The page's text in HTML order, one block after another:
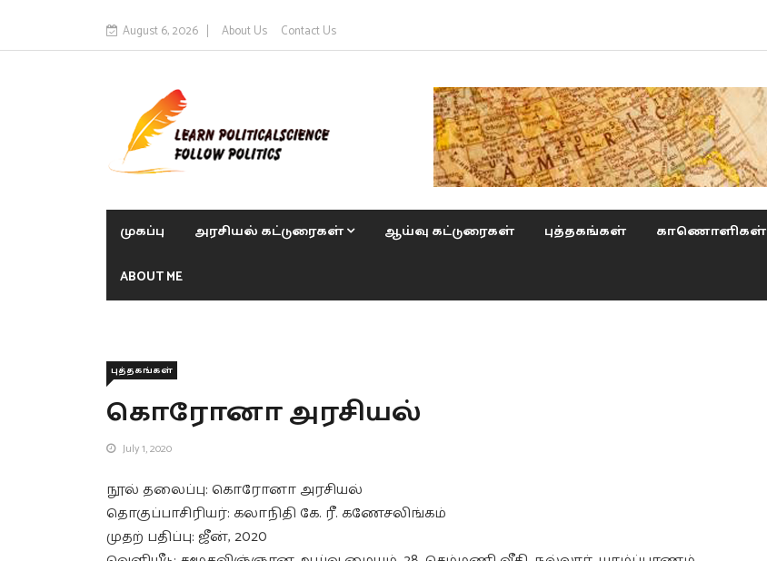
August 6, 2026 About Us Contact Us
முகப்பு அரசியல் கட்டுரைகள் ஆய்வு கட்டுரைகள் புத்தகங்கள் காணொளிகள்
ABOUT ME
புத்தகங்கள்
கொரோனா அரசியல்
July 1, 2020
நூல் தலைப்பு: கொரோனா அரசியல்
தொகுப்பாசிரியர்: கலாநிதி கே. ரீ. கணேசலிங்கம்
முதற் பதிப்பு: ஜீன், 2020